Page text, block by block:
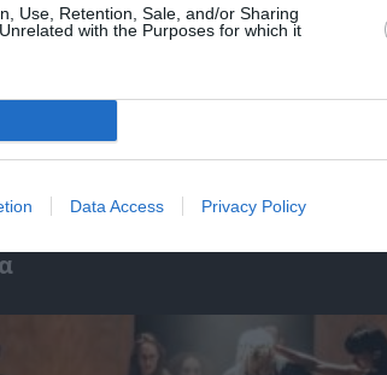
Use, Retention, Sale, and/or Sharing
with the Purposes for which it
Data Access Privacy Policy
– Το Αίνιγμα της Εικόνας:
Π. & Μ. Κυδωνιέως